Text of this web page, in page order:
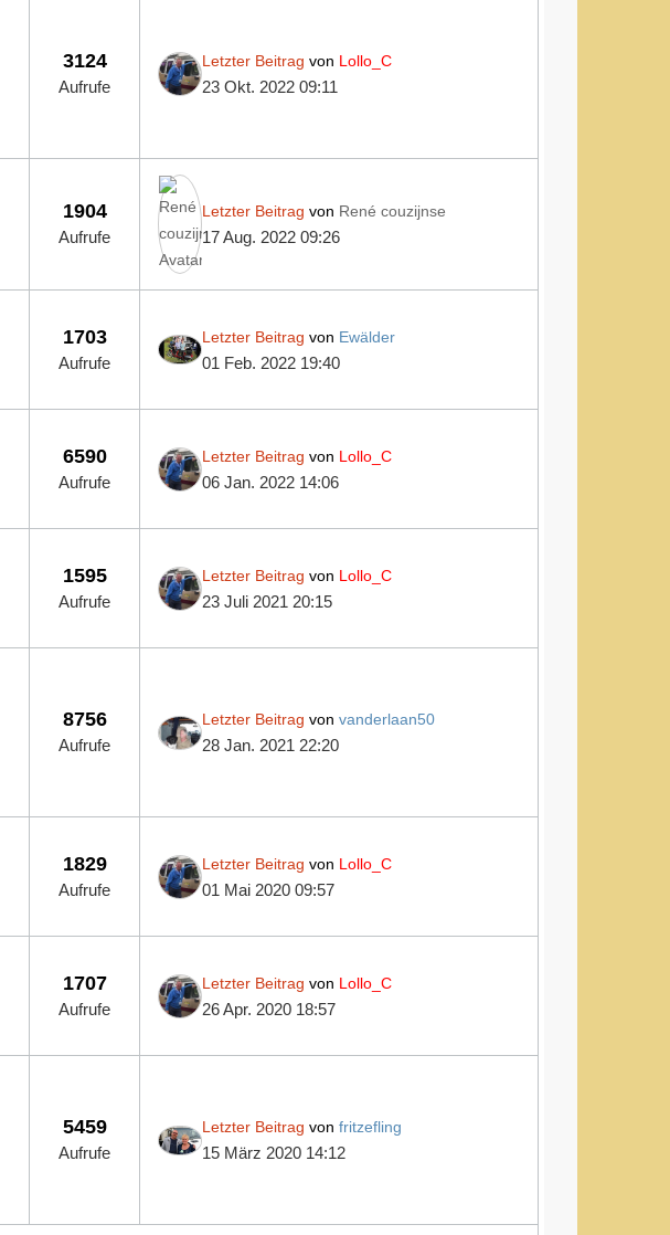
3124
Aufrufe
Letzter Beitrag von Lollo_C
23 Okt. 2022 09:11
1904
Aufrufe
Letzter Beitrag von René couzijnse
17 Aug. 2022 09:26
1703
Aufrufe
Letzter Beitrag von Ewälder
01 Feb. 2022 19:40
6590
Aufrufe
Letzter Beitrag von Lollo_C
06 Jan. 2022 14:06
1595
Aufrufe
Letzter Beitrag von Lollo_C
23 Juli 2021 20:15
8756
Aufrufe
Letzter Beitrag von vanderlaan50
28 Jan. 2021 22:20
1829
Aufrufe
Letzter Beitrag von Lollo_C
01 Mai 2020 09:57
1707
Aufrufe
Letzter Beitrag von Lollo_C
26 Apr. 2020 18:57
5459
Aufrufe
Letzter Beitrag von fritzefling
15 März 2020 14:12